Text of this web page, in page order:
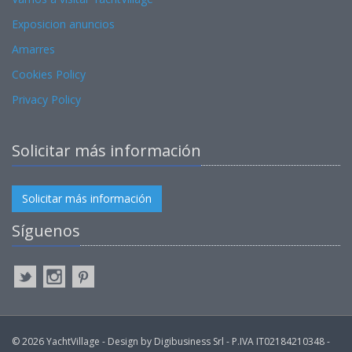
Exposicion anuncios
Amarres
Cookies Policy
Privacy Policy
Solicitar más información
Solicitar más información
Síguenos
© 2026 YachtVillage - Design by Digibusiness Srl - P.IVA IT02184210348 -